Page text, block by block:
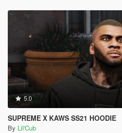
5.0
SUPREME X KAWS SS21 HOODIE
By Lil'Cub